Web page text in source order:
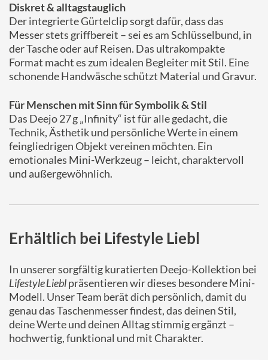
Diskret & alltagstauglich
Der integrierte Gürtelclip sorgt dafür, dass das
Messer stets griffbereit – sei es am Schlüsselbund, in
der Tasche oder auf Reisen. Das ultrakompakte
Format macht es zum idealen Begleiter mit Stil. Eine
schonende Handwäsche schützt Material und Gravur.
Für Menschen mit Sinn für Symbolik & Stil
Das Deejo 27 g „Infinity“ ist für alle gedacht, die
Technik, Ästhetik und persönliche Werte in einem
feingliedrigen Objekt vereinen möchten. Ein
emotionales Mini-Werkzeug – leicht, charaktervoll
und außergewöhnlich.
Erhältlich bei Lifestyle Liebl
In unserer sorgfältig kuratierten Deejo-Kollektion bei
Lifestyle Lieblpräsentieren wir dieses besondere Mini-
Modell. Unser Team berät dich persönlich, damit du
genau das Taschenmesser findest, das deinen Stil,
deine Werte und deinen Alltag stimmig ergänzt –
hochwertig, funktional und mit Charakter.